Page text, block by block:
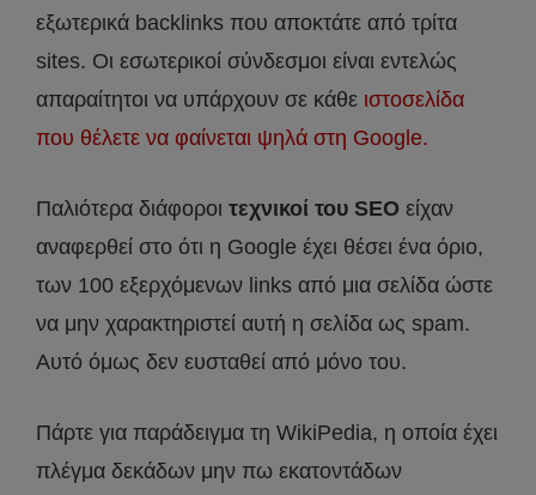
εξωτερικά backlinks που αποκτάτε από τρίτα
sites. Οι εσωτερικοί σύνδεσμοι είναι εντελώς
απαραίτητοι να υπάρχουν σε κάθε ιστοσελίδα
που θέλετε να φαίνεται ψηλά στη Google.
Παλιότερα διάφοροι τεχνικοί του SEO είχαν
αναφερθεί στο ότι η Google έχει θέσει ένα όριο,
των 100 εξερχόμενων links από μια σελίδα ώστε
να μην χαρακτηριστεί αυτή η σελίδα ως spam.
Αυτό όμως δεν ευσταθεί από μόνο του.
Πάρτε για παράδειγμα τη WikiPedia, η οποία έχει
πλέγμα δεκάδων μην πω εκατοντάδων